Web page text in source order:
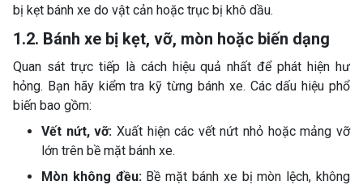
bị kẹt bánh xe do vật cản hoặc trục bị khô dầu.
1.2. Bánh xe bị kẹt, vỡ, mòn hoặc biến dạng
Quan sát trực tiếp là cách hiệu quả nhất để phát hiện hư
hỏng. Bạn hãy kiểm tra kỹ từng bánh xe. Các dấu hiệu phổ
biến bao gồm:
Vết nứt, vỡ: Xuất hiện các vết nứt nhỏ hoặc mảng vỡ
lớn trên bề mặt bánh xe.
Mòn không đều:Bề mặt bánh xe bị mòn lệch, không